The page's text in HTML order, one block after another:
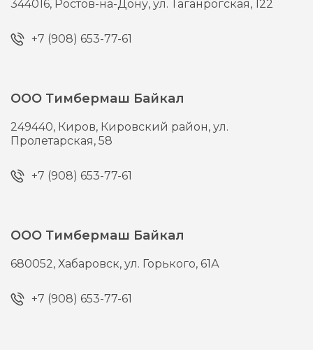
344016, Ростов-на-Дону,ул. Таганрогская, 122
+7 (908) 653-77-61
ООО Тимбермаш Байкал
249440, Киров, Кировский район, ул.
Пролетарская, 58
+7 (908) 653-77-61
ООО Тимбермаш Байкал
680052,Хабаровск,ул. Горького, 61А
+7 (908) 653-77-61